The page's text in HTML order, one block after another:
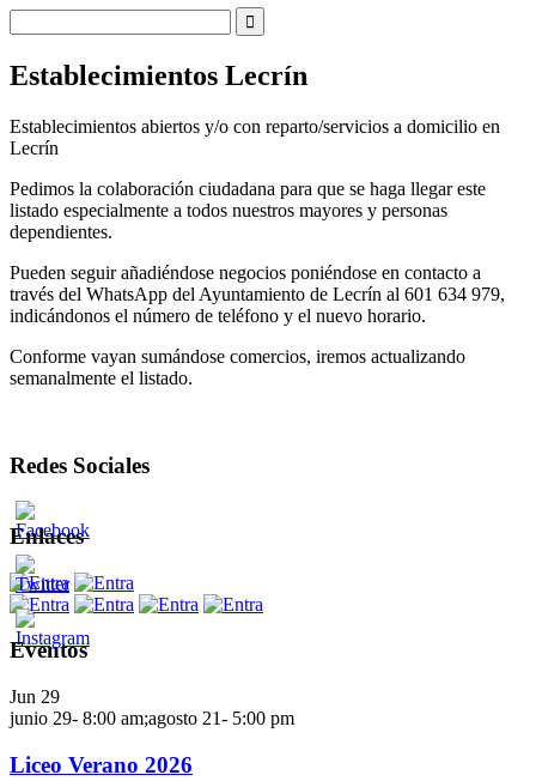
Establecimientos Lecrín
Establecimientos abiertos y/o con reparto/servicios a domicilio en
Lecrín
Pedimos la colaboración ciudadana para que se haga llegar este
listado especialmente a todos nuestros mayores y personas
dependientes.
Pueden seguir añadiéndose negocios poniéndose en contacto a
través del WhatsApp del Ayuntamiento de Lecrín al 601 634 979,
indicándonos el número de teléfono y el nuevo horario.
Conforme vayan sumándose comercios, iremos actualizando
semanalmente el listado.
Redes Sociales
Enlaces
Eventos
Jun 29
junio 29- 8:00 am;agosto 21- 5:00 pm
Liceo Verano 2026